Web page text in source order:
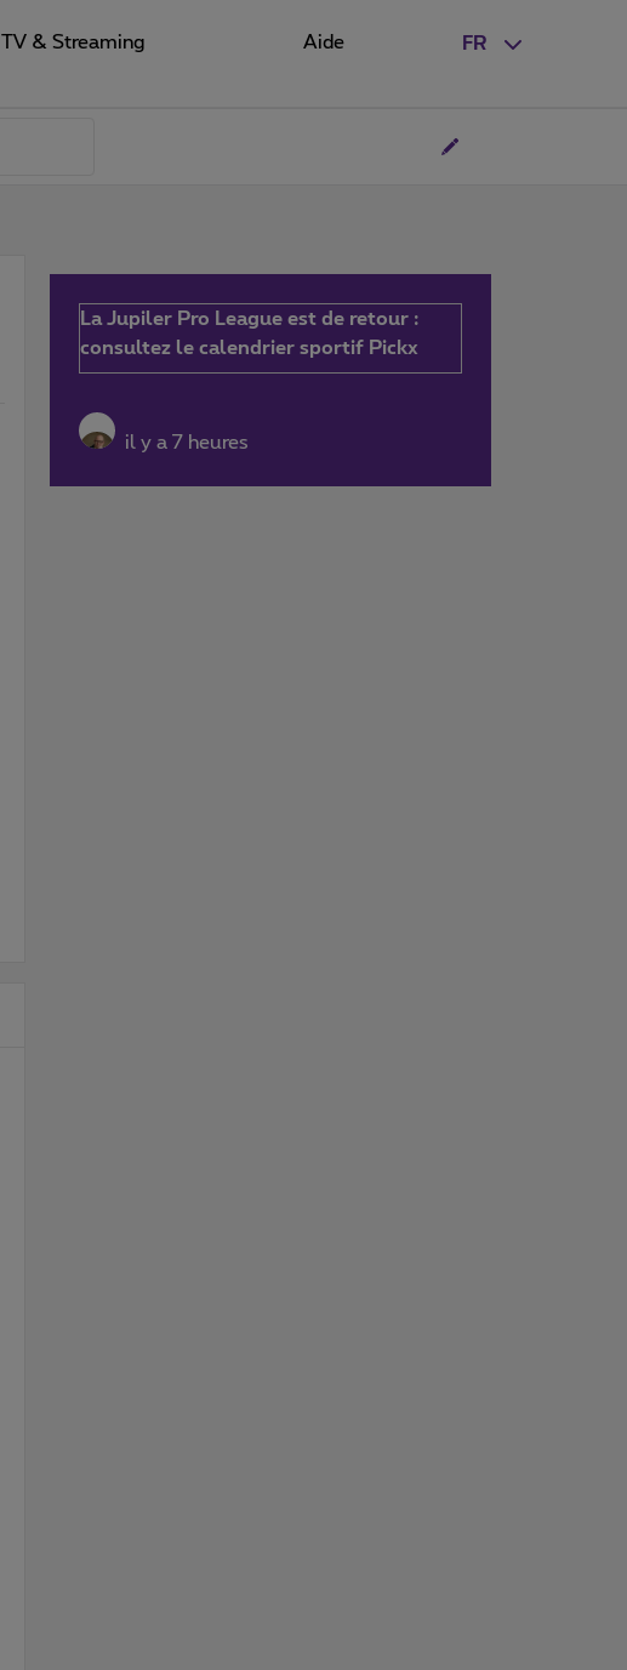
FR
TV & Streaming Aide
La Jupiler Pro League est de retour :
consultez le calendrier sportif Pickx
il y a 7 heures